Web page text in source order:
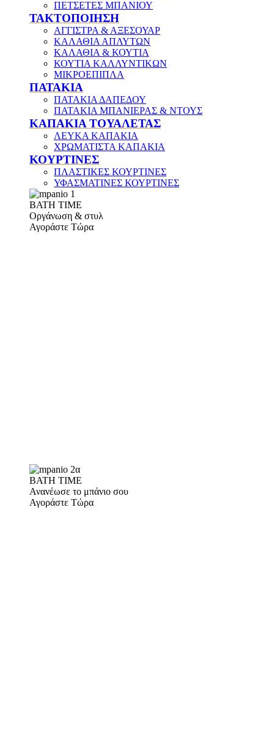
ΠΕΤΣΕΤΕΣ ΜΠΑΝΙΟΥ
ΤΑΚΤΟΠΟΙΗΣΗ
ΑΓΓΙΣΤΡΑ & ΑΞΕΣΟΥΑΡ
ΚΑΛΑΘΙΑ ΑΠΛΥΤΩΝ
ΚΑΛΑΘΙΑ & ΚΟΥΤΙΑ
ΚΟΥΤΙΑ ΚΑΛΛΥΝΤΙΚΩΝ
ΜΙΚΡΟΕΠΙΠΛΑ
ΠΑΤΑΚΙΑ
ΠΑΤΑΚΙΑ ΔΑΠΕΔΟΥ
ΠΑΤΑΚΙΑ ΜΠΑΝΙΕΡΑΣ & ΝΤΟΥΣ
ΚΑΠΑΚΙΑ ΤΟΥΑΛΕΤΑΣ
ΛΕΥΚΑ ΚΑΠΑΚΙΑ
ΧΡΩΜΑΤΙΣΤΑ ΚΑΠΑΚΙΑ
ΚΟΥΡΤΙΝΕΣ
ΠΛΑΣΤΙΚΕΣ ΚΟΥΡΤΙΝΕΣ
ΥΦΑΣΜΑΤΙΝΕΣ ΚΟΥΡΤΙΝΕΣ
ΒΑΤΗ ΤΙΜΕ
Οργάνωση & στυλ
Αγοράστε Τώρα
BATH TIME
Ανανέωσε το μπάνιο σου
Αγοράστε Τώρα